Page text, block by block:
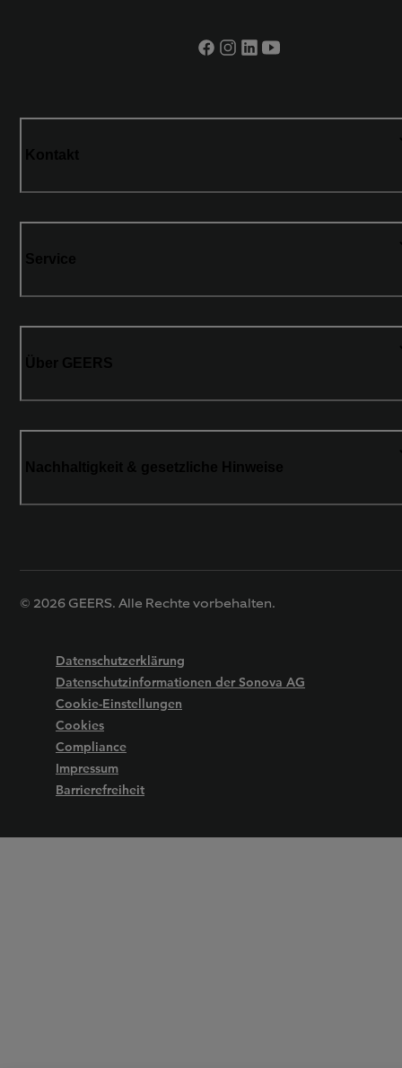
© 2026 GEERS. Alle Rechte vorbehalten.
Datenschutzerklärung
Datenschutzinformationen der Sonova AG
Cookie-Einstellungen
Cookies
Compliance
Impressum
Barrierefreiheit